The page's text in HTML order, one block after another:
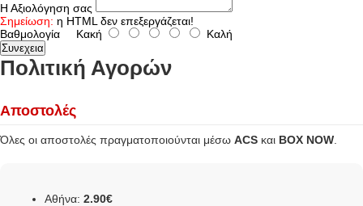
Η Αξιολόγηση σας
Σημείωση: η HTML δεν επεξεργάζεται!
Βαθμολογία Κακή Καλή
Συνεχεια
Πολιτική Αγορών
Αποστολές
Όλες οι αποστολές πραγματοποιούνται μέσω ACS και BOX NOW
Αθήνα: 2.90€